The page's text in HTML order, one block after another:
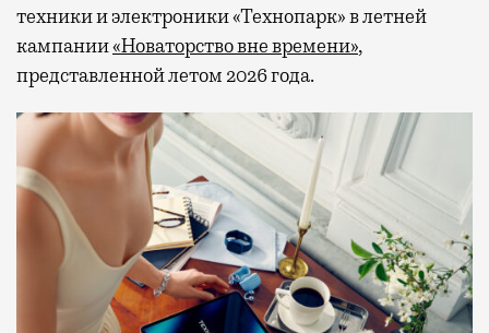
техники и электроники «Технопарк» в летней
кампании«Новаторство вне времени»,
представленной летом 2026 года.